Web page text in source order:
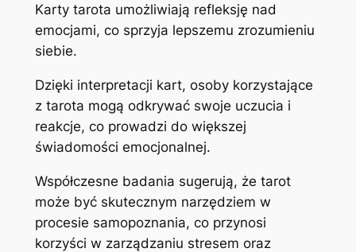
Karty tarota umożliwiają refleksję nad
emocjami, co sprzyja lepszemu zrozumieniu
siebie.
Dzięki interpretacji kart, osoby korzystające
z tarota mogą odkrywać swoje uczucia i
reakcje, co prowadzi do większej
świadomości emocjonalnej.
Współczesne badania sugerują, że tarot
może być skutecznym narzędziem w
procesie samopoznania, co przynosi
korzyści w zarządzaniu stresem oraz